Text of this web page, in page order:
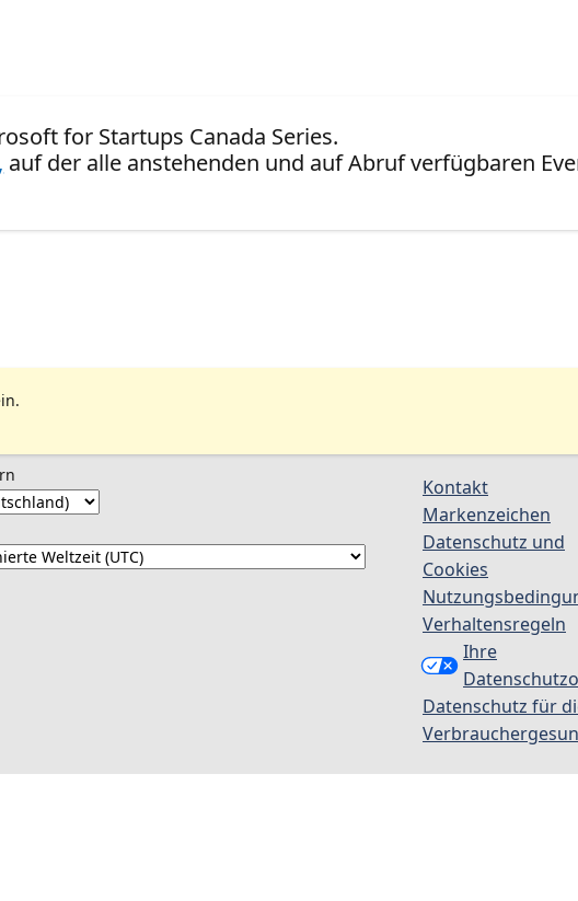
for Startups Canada Series.
auf der alle anstehenden und auf Abruf verfügbaren
Kontakt
Markenzeichen
Datenschutz und
Cookies
Verhaltensregeln
Ihre
Datenschutz für